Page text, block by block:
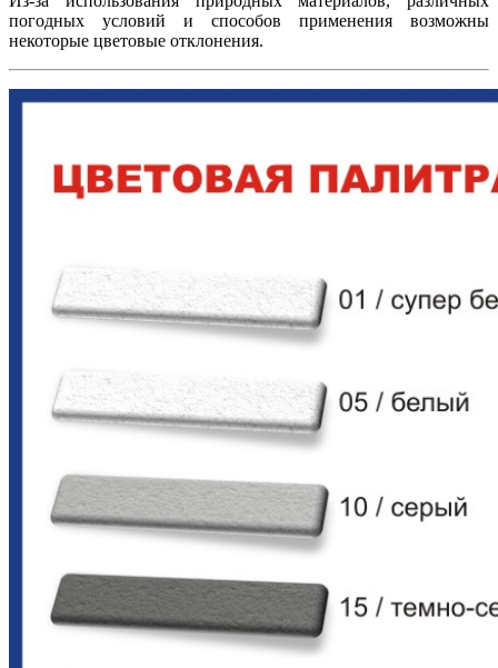
погодных условий и способов применения возможны
некоторые цветовые отклонения.